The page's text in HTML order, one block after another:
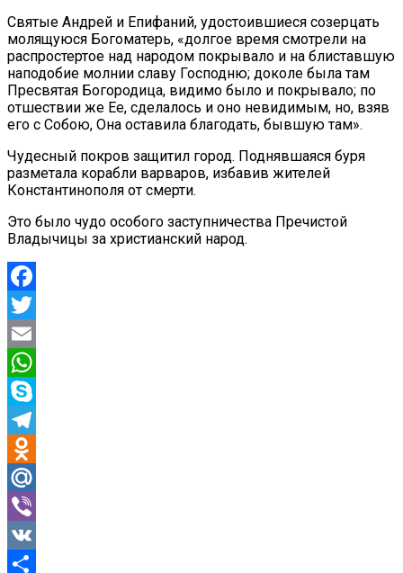
Святые Андрей и Епифаний, удостоившиеся созерцать
молящуюся Богоматерь, «долгое время смотрели на
распростертое над народом покрывало и на блиставшую
наподобие молнии славу Господню; доколе была там
Пресвятая Богородица, видимо было и покрывало; по
отшествии же Ее, сделалось и оно невидимым, но, взяв
его с Собою, Она оставила благодать, бывшую там».
Чудесный покров защитил город. Поднявшаяся буря
разметала корабли варваров, избавив жителей
Константинополя от смерти.
Это было чудо особого заступничества Пречистой
Владычицы за христианский народ.
Facebook
Twitter
Email
WhatsApp
Skype
Telegram
Odnoklassniki
Mail.Ru
Viber
VK